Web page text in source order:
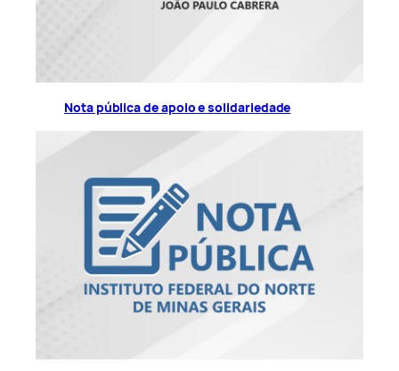
Nota pública de apoio e solidariedade